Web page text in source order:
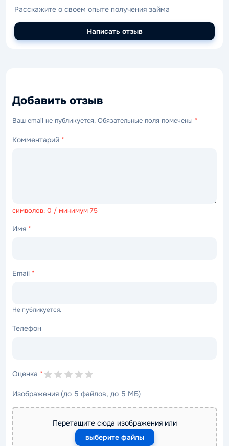
Расскажите о своем опыте получения займа
Написать отзыв
Добавить отзыв
Ваш email не публикуется. Обязательные поля помечены *
Комментарий *
символов: 0 / минимум 75
Имя *
Email *
Не публикуется.
Телефон
Оценка *
Изображения (до 5 файлов, до 5 МБ)
Перетащите сюда изображения или
выберите файлы